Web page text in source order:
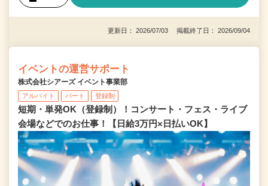
更新日： 2026/07/03 掲載終了日： 2026/09/04
イベントの運営サポート
株式会社シアーズ イベント事業部
アルバイト パート 登録制
短期・単発OK（登録制）！コンサート・フェス・ライブ
会場などでのお仕事！【日給3万円×日払いOK】